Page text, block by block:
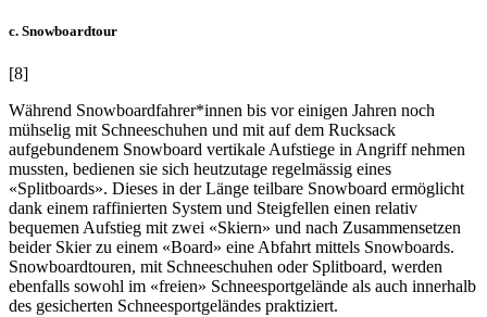
c. Snowboardtour
[8]
Während Snowboardfahrer*innen bis vor einigen Jahren noch
mühselig mit Schneeschuhen und mit auf dem Rucksack
aufgebundenem Snowboard vertikale Aufstiege in Angriff nehmen
mussten, bedienen sie sich heutzutage regelmässig eines
«Splitboards». Dieses in der Länge teilbare Snowboard ermöglicht
dank einem raffinierten System und Steigfellen einen relativ
bequemen Aufstieg mit zwei «Skiern» und nach Zusammensetzen
beider Skier zu einem «Board» eine Abfahrt mittels Snowboards.
Snowboardtouren, mit Schneeschuhen oder Splitboard, werden
ebenfalls sowohl im «freien» Schneesportgelände als auch innerhalb
des gesicherten Schneesportgeländes praktiziert.